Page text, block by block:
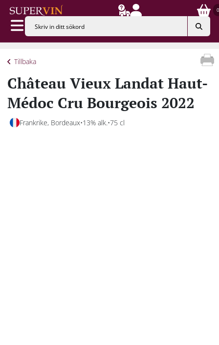
0
Tillbaka
Château Vieux Landat Haut-
Médoc Cru Bourgeois 2022
Frankrike, Bordeaux 13% alk. 75 cl